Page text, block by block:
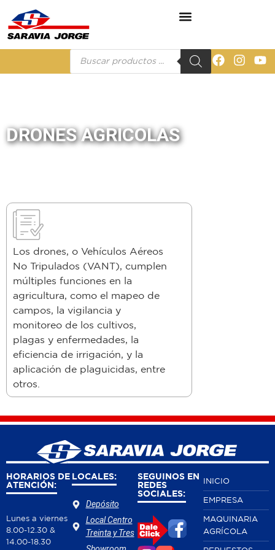
DRONES AGRICOLAS
Los drones, o Vehículos Aéreos
No Tripulados (VANT), cumplen
múltiples funciones en la
agricultura, como el mapeo de
campos, la vigilancia y
monitoreo de los cultivos,
plagas y enfermedades, la
eficiencia de irrigación, y la
aplicación de plaguicidas, entre
otros.
HORARIOS DE
ATENCIÓN:
Lunes a viernes
8.00-12.30 &
14.00-18.30
LOCALES:
Depósito
Local Centro
Treinta y Tres
SEGUINOS EN
REDES
SOCIALES:
INICIO
EMPRESA
MAQUINARIA
AGRÍCOLA